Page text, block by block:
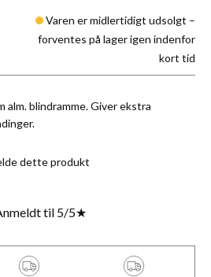
blindramme. Giver ekstra
dette produkt
Varen er midlertidigt udsolgt –
forventes på lager igen indenfor
kort tid
til 5/5★